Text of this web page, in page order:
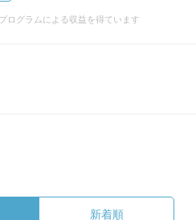
ログラムによる収益を得ています
新着順